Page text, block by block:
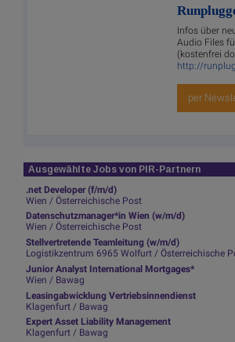
Infos über
Audio Files
(kostenfrei
http://
per
Ausgewählte Jobs von PIR-Partnern
.net Developer (f/m/d)
Wien / Österreichische Post
Datenschutzmanager*in Wien (w/m/d)
Wien / Österreichische Post
Stellvertretende Teamleitung (w/m/d)
Logistikzentrum 6965 Wolfurt / Österreichische
Junior Analyst International Mortgages*
Wien / Bawag
Leasingabwicklung Vertriebsinnendienst
Klagenfurt / Bawag
Expert Asset Liability Management
Klagenfurt / Bawag